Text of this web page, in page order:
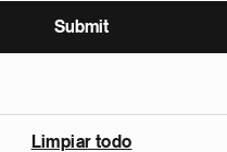
Limpiar todo